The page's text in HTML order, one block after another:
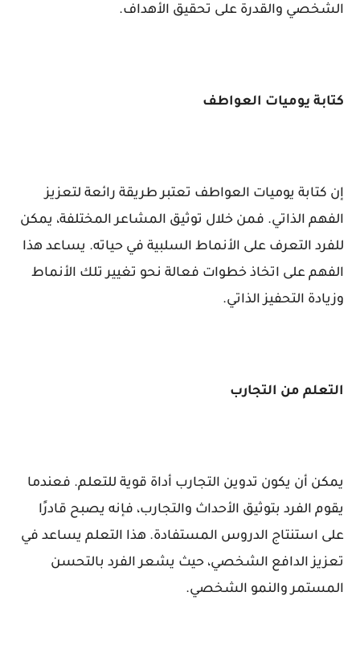
الشخصي والقدرة على تحقيق الأهداف.
كتابة يوميات العواطف
إن كتابة يوميات العواطف تعتبر طريقة رائعة لتعزيز
الفهم الذاتي. فمن خلال توثيق المشاعر المختلفة، يمكن
للفرد التعرف على الأنماط السلبية في حياته. يساعد هذا
الفهم على اتخاذ خطوات فعالة نحو تغيير تلك الأنماط
وزيادة التحفيز الذاتي.
التعلم من التجارب
يمكن أن يكون تدوين التجارب أداة قوية للتعلم. فعندما
يقوم الفرد بتوثيق الأحداث والتجارب، فإنه يصبح قادرًا
على استنتاج الدروس المستفادة. هذا التعلم يساعد في
تعزيز الدافع الشخصي، حيث يشعر الفرد بالتحسن
المستمر والنمو الشخصي.